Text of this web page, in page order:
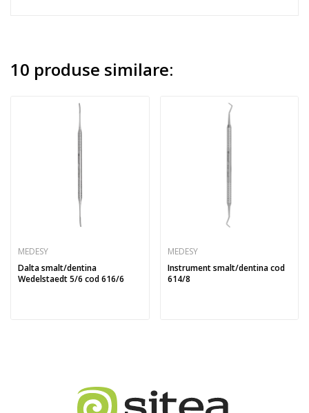
10 produse similare:
MEDESY
Dalta smalt/dentina
Wedelstaedt 5/6 cod 616/6
MEDESY
Instrument smalt/dentina cod
614/8